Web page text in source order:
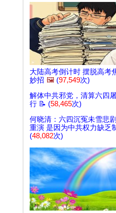
大陆高考倒计时 摆脱高考
妙招 🖼️ (97,549次)
解体中共邪党，清算六四
行 📝 (58,465次)
何晓清：六四沉冤未雪悲
重演 是因为中共权力缺乏
(48,082次)